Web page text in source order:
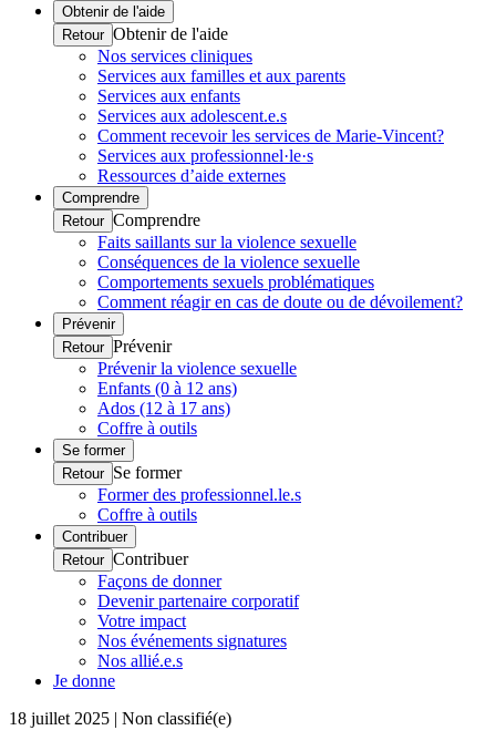
Obtenir de l'aide
Retour Obtenir de l'aide
Nos services cliniques
Services aux familles et aux parents
Services aux enfants
Services aux adolescent.e.s
Comment recevoir les services de Marie-Vincent?
Services aux professionnel·le·s
Ressources d’aide externes
Comprendre
Retour Comprendre
Faits saillants sur la violence sexuelle
Conséquences de la violence sexuelle
Comportements sexuels problématiques
Comment réagir en cas de doute ou de dévoilement?
Prévenir
Retour Prévenir
Prévenir la violence sexuelle
Enfants (0 à 12 ans)
Ados (12 à 17 ans)
Coffre à outils
Se former
Retour Se former
Former des professionnel.le.s
Coffre à outils
Contribuer
Retour Contribuer
Façons de donner
Devenir partenaire corporatif
Votre impact
Nos événements signatures
Nos allié.e.s
Je donne
18 juillet 2025 | Non classifié(e)